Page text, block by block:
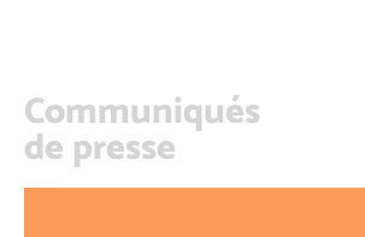
Communiqués
de presse